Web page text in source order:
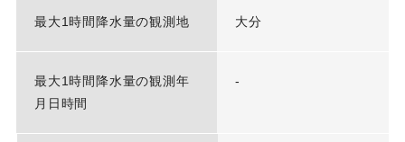
最大1時間降水量の観測地 大分
最大1時間降水量の観測年
月日時間
-